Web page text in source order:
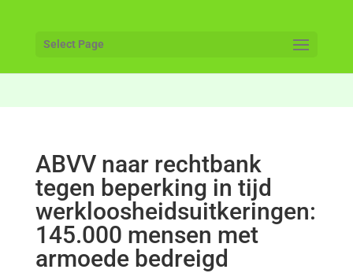
Select Page
ABVV naar rechtbank
tegen beperking in tijd
werkloosheidsuitkeringen:
145.000 mensen met
armoede bedreigd